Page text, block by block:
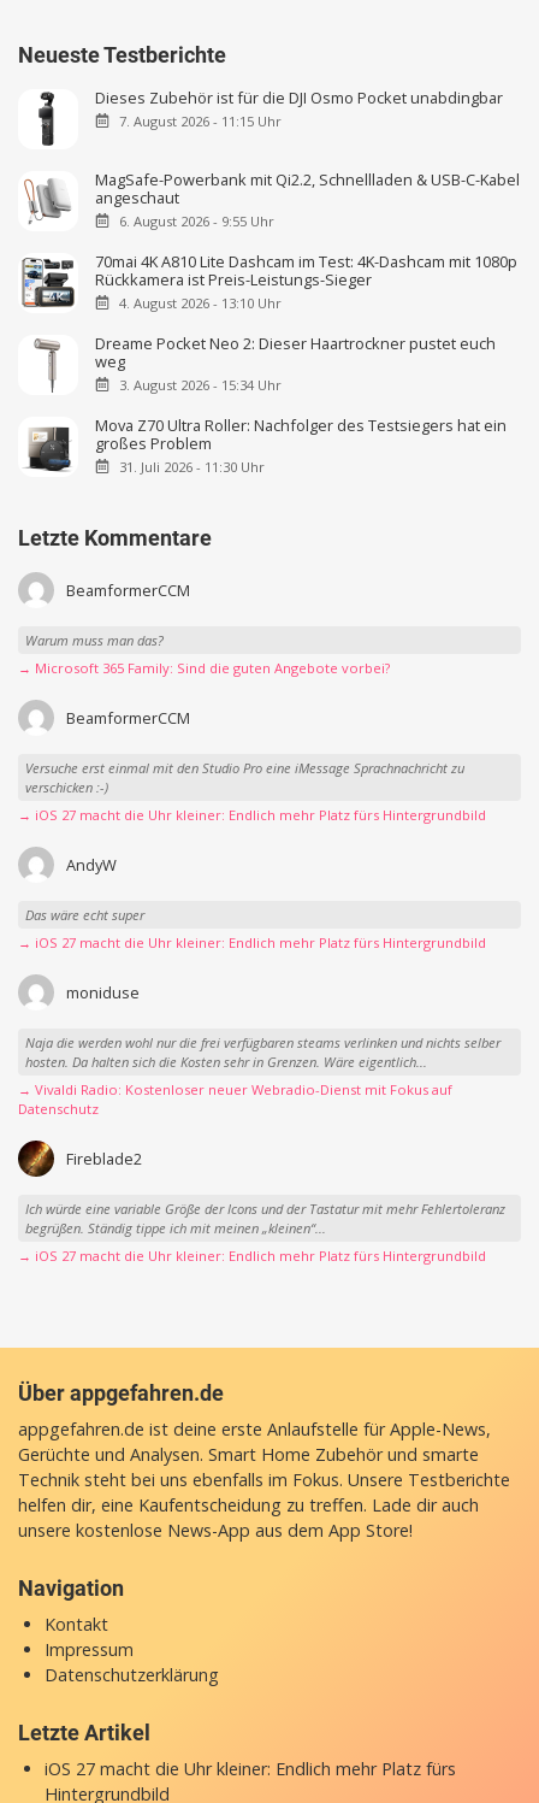
Neueste Testberichte
Dieses Zubehör ist für die DJI Osmo Pocket unabdingbar
7. August 2026 - 11:15 Uhr
MagSafe-Powerbank mit Qi2.2, Schnellladen & USB-C-Kabel
angeschaut
6. August 2026 - 9:55 Uhr
70mai 4K A810 Lite Dashcam im Test: 4K-Dashcam mit 1080p
Rückkamera ist Preis-Leistungs-Sieger
4. August 2026 - 13:10 Uhr
Dreame Pocket Neo 2: Dieser Haartrockner pustet euch
weg
3. August 2026 - 15:34 Uhr
Mova Z70 Ultra Roller: Nachfolger des Testsiegers hat ein
großes Problem
31. Juli 2026 - 11:30 Uhr
Letzte Kommentare
BeamformerCCM
Warum muss man das?
→ Microsoft 365 Family: Sind die guten Angebote vorbei?
BeamformerCCM
Versuche erst einmal mit den Studio Pro eine iMessage Sprachnachricht zu
verschicken :-)
→ iOS 27 macht die Uhr kleiner: Endlich mehr Platz fürs Hintergrundbild
AndyW
Das wäre echt super
→ iOS 27 macht die Uhr kleiner: Endlich mehr Platz fürs Hintergrundbild
moniduse
Naja die werden wohl nur die frei verfügbaren steams verlinken und nichts selber
hosten. Da halten sich die Kosten sehr in Grenzen. Wäre eigentlich...
→ Vivaldi Radio: Kostenloser neuer Webradio-Dienst mit Fokus auf
Datenschutz
Fireblade2
Ich würde eine variable Größe der Icons und der Tastatur mit mehr Fehlertoleranz
begrüßen. Ständig tippe ich mit meinen „kleinen“...
→ iOS 27 macht die Uhr kleiner: Endlich mehr Platz fürs Hintergrundbild
Über appgefahren.de
appgefahren.de ist deine erste Anlaufstelle für Apple-News,
Gerüchte und Analysen. Smart Home Zubehör und smarte
Technik steht bei uns ebenfalls im Fokus. Unsere Testberichte
helfen dir, eine Kaufentscheidung zu treffen. Lade dir auch
unsere kostenlose News-App aus dem App Store!
Navigation
Kontakt
Impressum
Datenschutzerklärung
Letzte Artikel
iOS 27 macht die Uhr kleiner: Endlich mehr Platz fürs
Hintergrundbild